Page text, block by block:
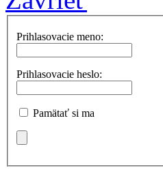
Prihlasovacie meno:
Prihlasovacie heslo:
Pamätať si ma